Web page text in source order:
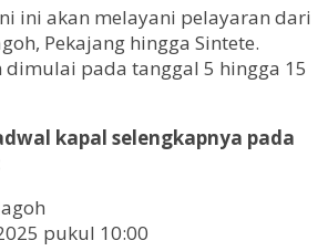
ini akan melayani pelayaran dari
Pekajang hingga Sintete.
dimulai pada tanggal 5 hingga 15
kapal selengkapnya pada
pukul 10:00